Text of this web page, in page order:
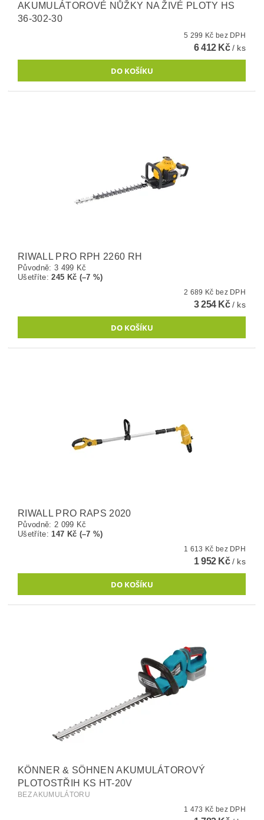
AKUMULÁTOROVÉ NŮŽKY NA ŽIVÉ PLOTY HS
36-302-30
5 299 Kč bez DPH
6 412 Kč/ ks
RIWALL PRO RPH 2260 RH
Původně: 3 499 Kč
Ušetříte:245 Kč (–7 %)
2 689 Kč bez DPH
3 254 Kč/ ks
RIWALL PRO RAPS 2020
Původně: 2 099 Kč
Ušetříte:147 Kč (–7 %)
1 613 Kč bez DPH
1 952 Kč/ ks
KÖNNER & SÖHNEN AKUMULÁTOROVÝ
PLOTOSTŘIH KS HT-20V
BEZ AKUMULÁTORU
1 473 Kč bez DPH